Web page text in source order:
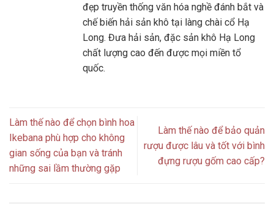
đẹp truyền thống văn hóa nghề đánh bắt và
chế biến hải sản khô tại làng chài cổ Hạ
Long. Đưa hải sản, đặc sản khô Hạ Long
chất lượng cao đến được mọi miền tổ
quốc.
Làm thế nào để chọn bình hoa
Ikebana phù hợp cho không
gian sống của bạn và tránh
những sai lầm thường gặp
Làm thế nào để bảo quản
rượu được lâu và tốt với bình
đựng rượu gốm cao cấp?